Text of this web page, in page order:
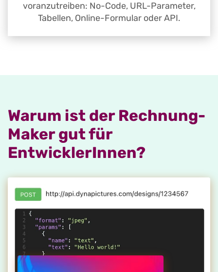
voranzutreiben: No-Code, URL-Parameter,
Tabellen, Online-Formular oder API.
Warum ist der Rechnung-
Maker gut für
EntwicklerInnen?